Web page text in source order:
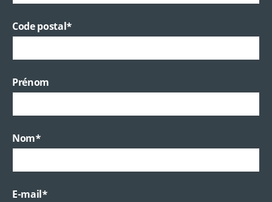
Code postal*
Prénom
Nom*
E-mail*